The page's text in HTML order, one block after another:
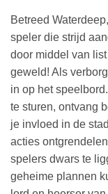
Betreed
speler die strijd
door middel van
geweld! Als
in op het
te sturen, ontvang
je invloed in de
acties
spelers dwars te
geheime plannen